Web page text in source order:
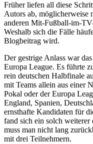
Früher liefen all diese
Autors ab,
anderen Mit-Fußball-im-
Weshalb sich die Fälle
Blogbeitrag wird.
Der gestrige Anlass war
Europa League. Es führte
rein deutschen Halbfinale
mit Teams allein aus einer
Pokal oder der Europa
England, Spanien,
ernsthafte Kandidaten für
fand sich ein solch weiterer
muss man nicht lang
mit drei Teilnehmern.